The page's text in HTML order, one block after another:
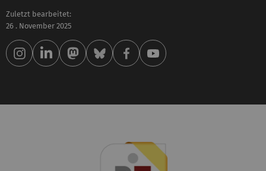
Zuletzt bearbeitet:
26 . November 2025